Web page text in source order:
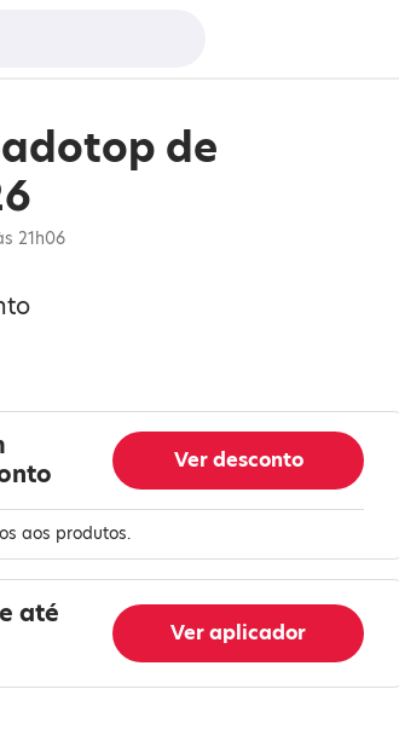
de
21h06
Ver desconto
aos produtos.
até
Ver aplicador